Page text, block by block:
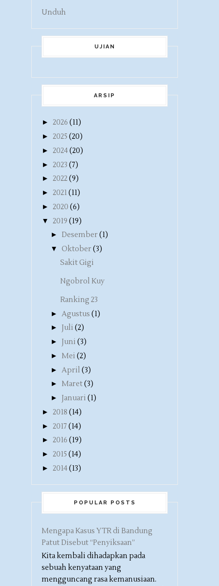
Unduh
UJIAN
ARSIP
► 2026 (11)
► 2025 (20)
► 2024(20)
► 2023 (7)
► 2022(9)
► 2021(11)
► 2020 (6)
▼ 2019 (19)
► Desember(1)
▼ Oktober(3)
Sakit Gigi
Ngobrol Kuy
Ranking 23
► Agustus (1)
► Juli (2)
► Juni (3)
► Mei (2)
► April (3)
► Maret(3)
► Januari (1)
► 2018 (14)
► 2017 (14)
► 2016 (19)
► 2015 (14)
► 2014(13)
POPULAR POSTS
Mengapa Kasus YTR di Bandung
Patut Disebut “Penyiksaan”
Kita kembali dihadapkan pada
sebuah kenyataan yang
mengguncang rasa kemanusiaan.